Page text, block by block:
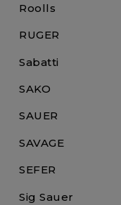
Roolls
RUGER
Sabatti
SAKO
SAUER
SAVAGE
SEFER
Sig Sauer